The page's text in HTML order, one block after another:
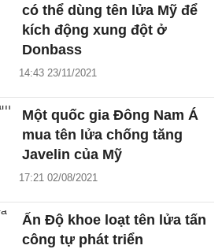
có thể dùng tên lửa Mỹ để
kích động xung đột ở
Donbass
14:43 23/11/2021
Một quốc gia Đông Nam Á
mua tên lửa chống tăng
Javelin của Mỹ
17:21 02/08/2021
Ấn Độ khoe loạt tên lửa tấn
công tự phát triển